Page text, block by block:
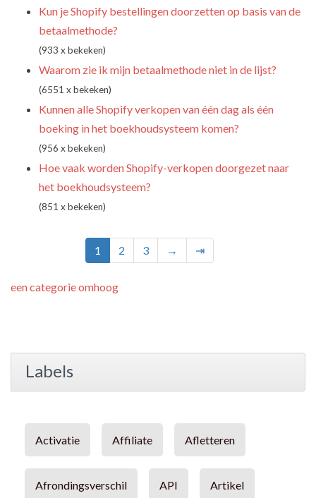
Kun je Shopify bestellingen doorzetten op basis van de
betaalmethode?
(933 x bekeken)
Waarom zie ik mijn betaalmethode niet in de lijst?
(6551 x bekeken)
Kunnen alle Shopify verkopen van één dag als één
boeking in het boekhoudsysteem komen?
(956 x bekeken)
Hoe vaak worden Shopify-verkopen doorgezet naar
het boekhoudsysteem?
(851 x bekeken)
1 2 3 → ⇥
een categorie omhoog
Labels
Activatie Affiliate Afletteren
Afrondingsverschil API Artikel